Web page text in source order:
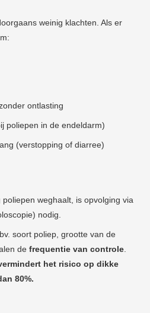
weinig klachten. Als er
ontlasting
poliepen in de endeldarm)
(verstopping of diarree)
weghaalt, is opvolging via
nodig.
soort poliep, grootte van de
de frequentie van controle
het risico op dikke
80%.